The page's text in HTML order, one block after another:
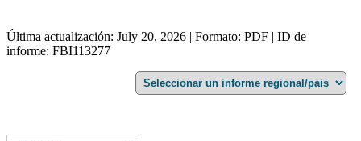
Última actualización: July 20, 2026 | Formato: PDF | ID de
informe: FBI113277